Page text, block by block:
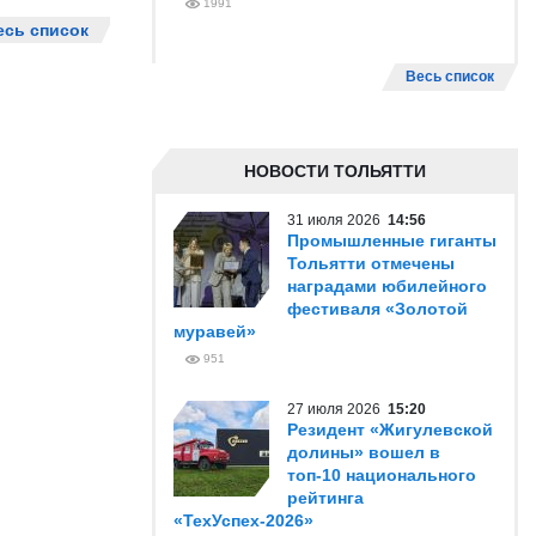
список
1991
Весь список
НОВОСТИ ТОЛЬЯТТИ
31 июля 2026 14:56
Промышленные гиганты
Тольятти отмечены
наградами юбилейного
фестиваля «Золотой
муравей»
951
27 июля 2026 15:20
Резидент «Жигулевской
долины» вошел в
топ-10 национального
рейтинга
«ТехУспех-2026»